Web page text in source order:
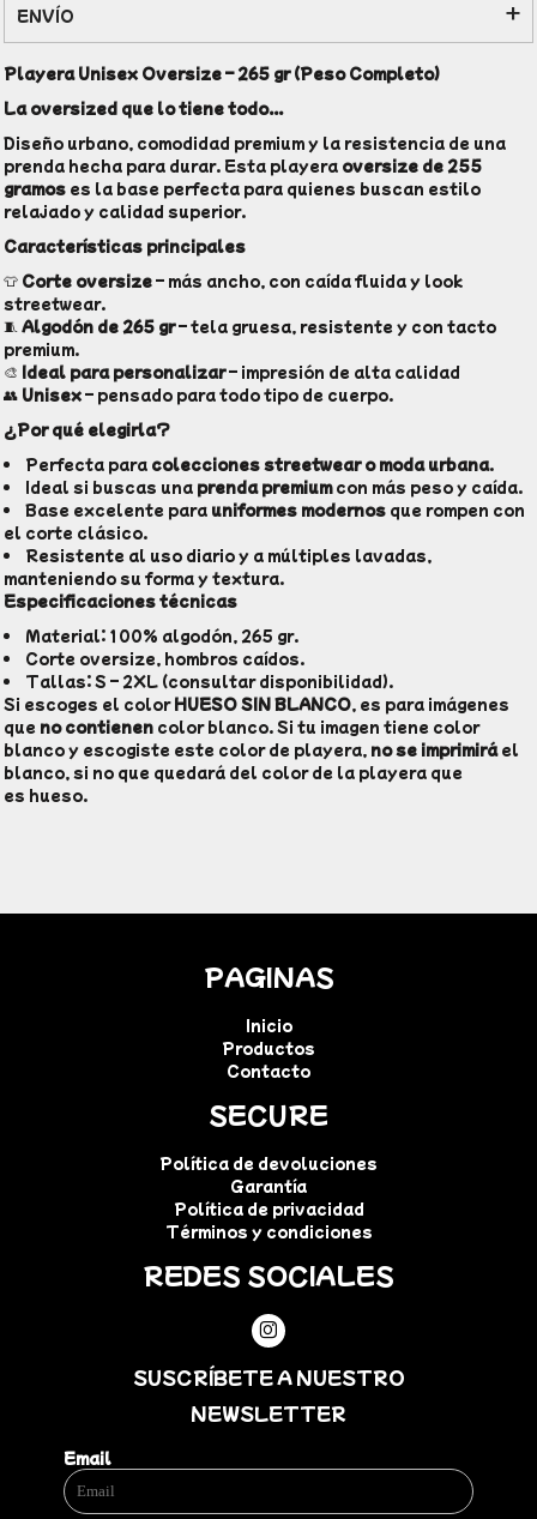
ENVÍO
Playera Unisex Oversize – 265 gr (Peso Completo)
La oversized que lo tiene todo...
Diseño urbano, comodidad premium y la resistencia de una
prenda hecha para durar. Esta playera oversize de 255
gramos es la base perfecta para quienes buscan estilo
relajado y calidad superior.
Características principales
👕 Corte oversize– más ancho, con caída fluida y look
streetwear.
🧵 Algodón de 265 gr– tela gruesa, resistente y con tacto
premium.
🎨 Ideal para personalizar– impresión de alta calidad
👥 Unisex– pensado para todo tipo de cuerpo.
¿Por qué elegirla?
Perfecta para colecciones streetwear o moda urbana.
Ideal si buscas una prenda premiumcon más peso y caída.
Base excelente para uniformes modernos que rompen con
el corte clásico.
Resistente al uso diario y a múltiples lavadas,
manteniendo su forma y textura.
Especificaciones técnicas
Material: 100% algodón, 265 gr.
Corte oversize, hombros caídos.
Tallas: S – 2XL (consultar disponibilidad).
Si escoges el colorHUESO SIN BLANCO , es para imágenes
que no contienen color blanco. Si tu imagen tiene color
blanco y escogiste este color de playera, no se imprimiráel
blanco, si no que quedará del color de la playera que
es hueso.
PAGINAS
Inicio
Productos
Contacto
SECURE
Política de devoluciones
Garantía
Política de privacidad
Términos y condiciones
REDES SOCIALES
SUSCRÍBETE A NUESTRO
NEWSLETTER
Email